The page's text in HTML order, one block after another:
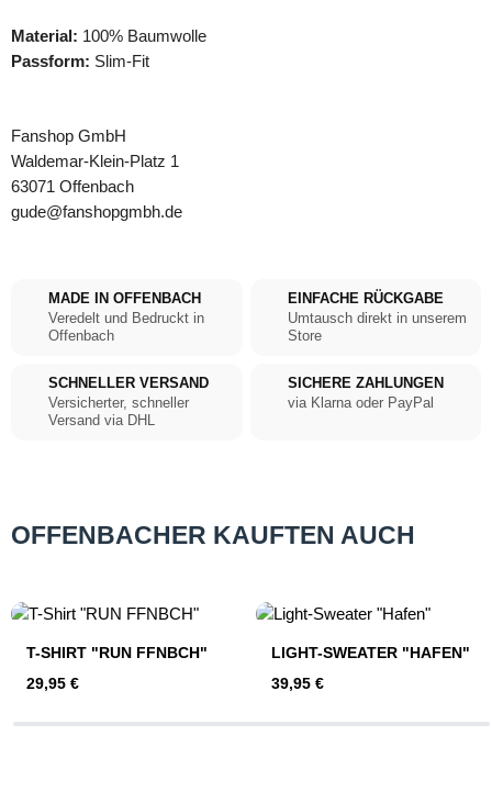
Material: 100% Baumwolle
Passform: Slim-Fit
Fanshop GmbH
Waldemar-Klein-Platz 1
63071 Offenbach
gude@fanshopgmbh.de
MADE IN OFFENBACH
Veredelt und Bedruckt in
Offenbach
EINFACHE RÜCKGABE
Umtausch direkt in unserem
Store
SCHNELLER VERSAND
Versicherter, schneller
Versand via DHL
SICHERE ZAHLUNGEN
via Klarna oder PayPal
OFFENBACHER KAUFTEN AUCH
T-SHIRT "RUN FFNBCH"
Regulärer Preis:
29,95 €
LIGHT-SWEATER "HAFEN"
Regulärer Preis:
39,95 €